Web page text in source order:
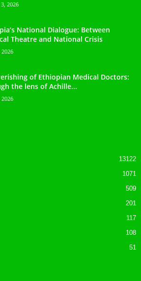
2026
National Dialogue: Between
Theatre and National Crisis
2026
of Ethiopian Medical Doctors:
the lens of Achille...
2026
13122
1071
509
201
117
108
51